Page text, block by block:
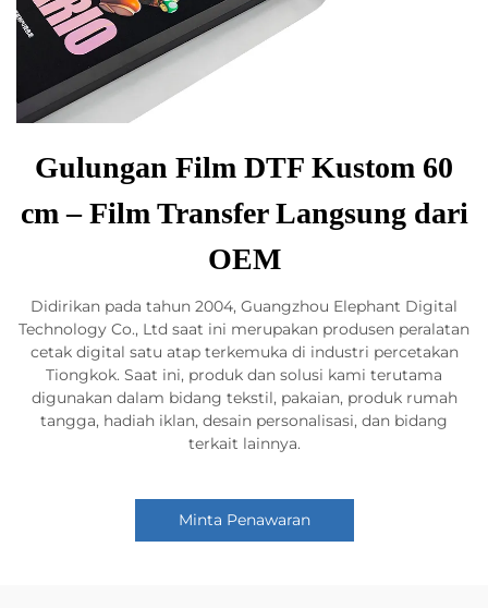
Gulungan Film DTF Kustom 60
cm – Film Transfer Langsung dari
OEM
Didirikan pada tahun 2004, Guangzhou Elephant Digital
Technology Co., Ltd saat ini merupakan produsen peralatan
cetak digital satu atap terkemuka di industri percetakan
Tiongkok. Saat ini, produk dan solusi kami terutama
digunakan dalam bidang tekstil, pakaian, produk rumah
tangga, hadiah iklan, desain personalisasi, dan bidang
terkait lainnya.
Minta Penawaran